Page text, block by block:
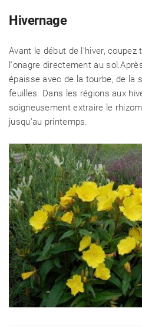
Hivernage
Avant le début de l'hiver,
l'onagre directement au
épaisse avec de la tourbe, de la
feuilles. Dans les régions aux
soigneusement extraire le
jusqu'au printemps.